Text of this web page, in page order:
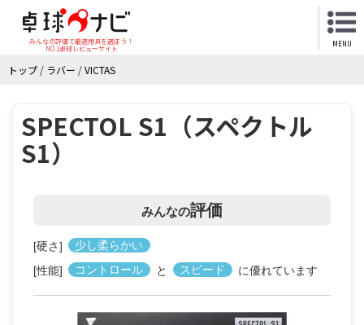
みんなの評価で最適用具を選ぼう！
NO.1卓球レビューサイト
MENU
トップ / ラバー /VICTAS
SPECTOL S1（スペクトル
S1）
みんなの評価
[硬さ]
少し柔らかい
[性能]
コントロール と スピード に優れています